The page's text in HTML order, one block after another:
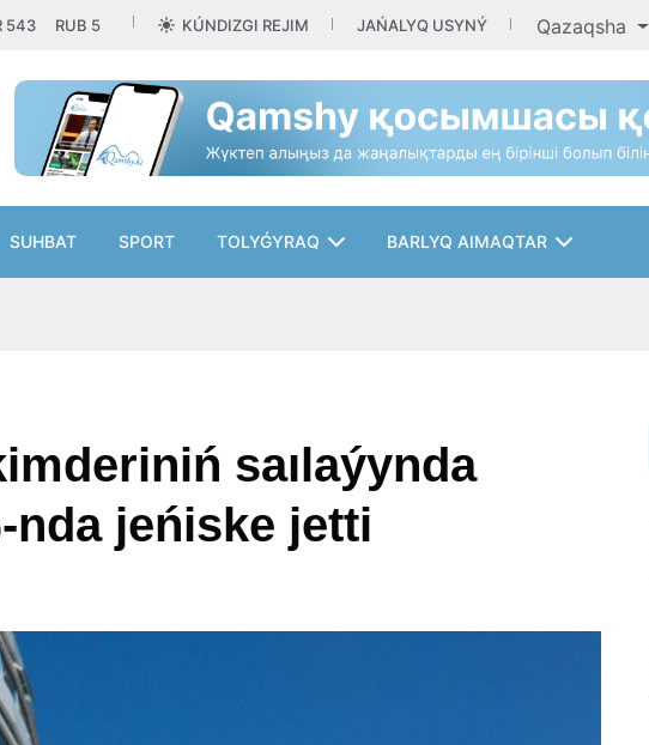
543 RUB 5 KÚNDIZGI REJIM JAŃALYQ USYNÝ Qazaqsha
SUHBAT SPORT TOLYǴYRAQ BARLYQ AIMAQTAR
saılaýynda
nda jeńiske jetti